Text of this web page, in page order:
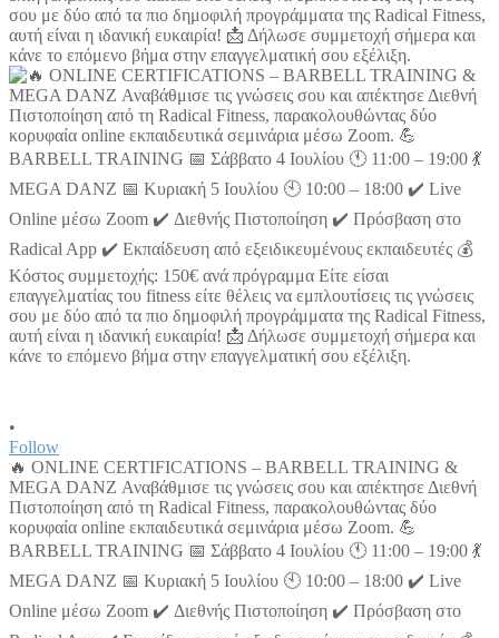
•
Follow
🔥 ONLINE CERTIFICATIONS – BARBELL TRAINING &
MEGA DANZ Αναβάθμισε τις γνώσεις σου και απέκτησε Διεθνή
Πιστοποίηση από τη Radical Fitness, παρακολουθώντας δύο
κορυφαία online εκπαιδευτικά σεμινάρια μέσω Zoom. 💪
BARBELL TRAINING 📅 Σάββατο 4 Ιουλίου 🕚 11:00 – 19:00 💃
MEGA DANZ 📅 Κυριακή 5 Ιουλίου 🕙 10:00 – 18:00 ✔️ Live
Online μέσω Zoom ✔️ Διεθνής Πιστοποίηση ✔️ Πρόσβαση στο